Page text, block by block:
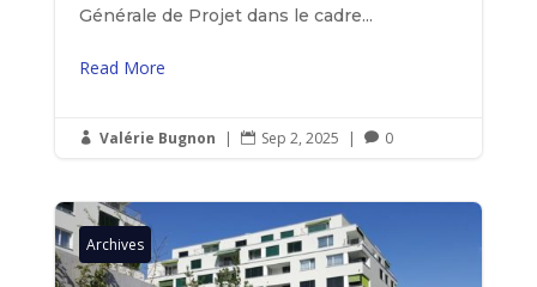
Générale de Projet dans le cadre...
Read More
 Valérie Bugnon |  Sep 2, 2025 |  0
Archives